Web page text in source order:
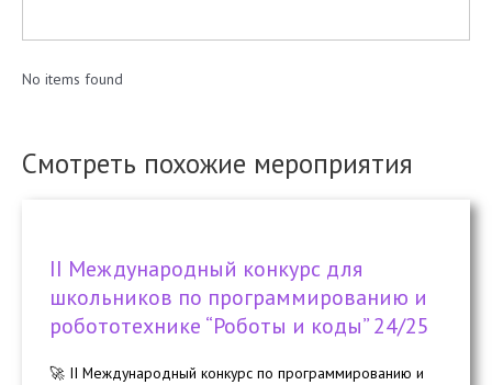
No items found
Смотреть похожие мероприятия
II Международный конкурс для
школьников по программированию и
робототехнике “Роботы и коды” 24/25
🚀 II Международный конкурс по программированию и